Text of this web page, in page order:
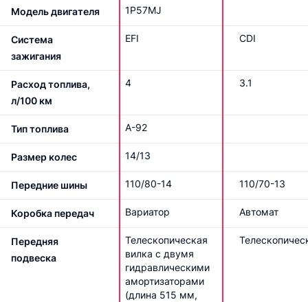
Модель двигателя 1P57MJ
Система
зажигания
EFI CDI
Расход топлива,
л/100 км
4 3.1
Тип топлива А-92
Размер колес 14/13
Передние шины 110/80-14 110/70-13
Коробка передач Вариатор Автомат
Передняя
подвеска
Телескопическая
вилка с двумя
гидравлическими
амортизаторами
(длина 515 мм,